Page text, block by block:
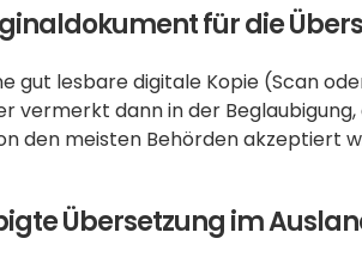
für die
gut lesbare digitale Kopie (Scan
vermerkt dann in der
den meisten Behörden akzeptiert
Übersetzung im